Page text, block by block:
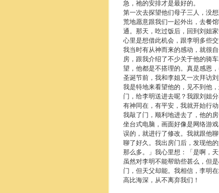
急，祂的安排才是最好的。
第一次去探望他们母子三人，没
荒地愿意跟我们一起外出，去餐
通。那天，吃过饭后，回到刘姐
心里是想借此机会，跟李明多些
我当时有从神而来的感动，就很
房，跟我介绍了不少关于他的骑
望，他都是不搭理的。真是感恩
圣诞节前，我和李姐又一次拜访
我是特地来看望他的，见不到他
门，给李明送进去呢？我跟刘姐
有神同在，有平安，我就开始行
我敲了门，顺利地进去了，他的
坐台式电脑，画面好像是网络游
误的，就进行了修改。我就跟他
聊了好久。我出房门后，发现他
那么多。」我心里想：「是啊，
虽然对李明不能帮助些甚么，但
门，但天父却能。我相信，李明
高比海深，从不离弃我们！